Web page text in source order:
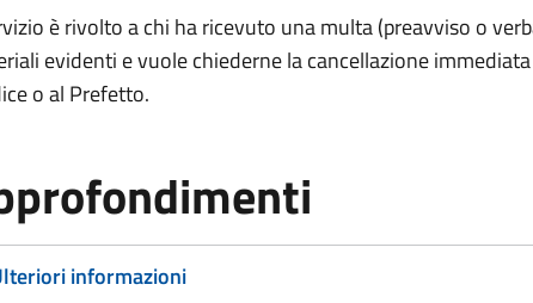
è rivolto a chi ha ricevuto una multa (preavviso o
evidenti e vuole chiederne la cancellazione
o al Prefetto.
informazioni